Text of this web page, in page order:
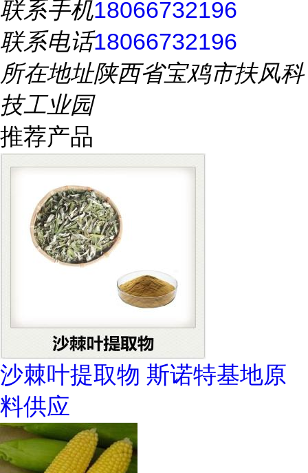
联系手机18066732196
联系电话18066732196
所在地址陕西省宝鸡市扶风科
技工业园
推荐产品
沙棘叶提取物 斯诺特基地原
料供应